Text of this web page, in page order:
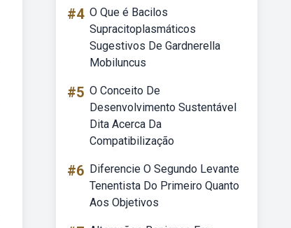
#4 O Que é Bacilos
Supracitoplasmáticos
Sugestivos De Gardnerella
Mobiluncus
#5 O Conceito De
Desenvolvimento Sustentável
Dita Acerca Da
Compatibilização
#6 Diferencie O Segundo Levante
Tenentista Do Primeiro Quanto
Aos Objetivos